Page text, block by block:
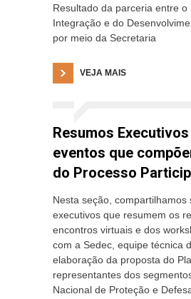
Resultado da parceria entre o
Integração e do
por meio da Secretaria
VEJA MAIS
Resumos
eventos que
do Processo
Nesta seção, compartilhamos
executivos que resumem os
encontros virtuais e dos
com a Sedec, equipe técnica
elaboração da proposta do
representantes dos
Nacional de Proteção e